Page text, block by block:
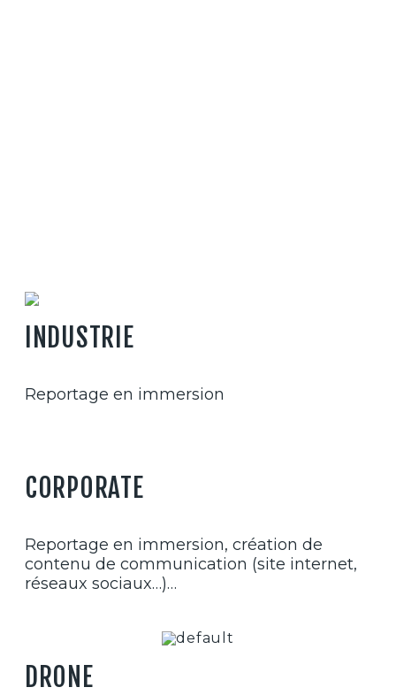
INDUSTRIE
Reportage en immersion
CORPORATE
Reportage en immersion, création de
contenu de communication (site internet,
réseaux sociaux…)…
DRONE